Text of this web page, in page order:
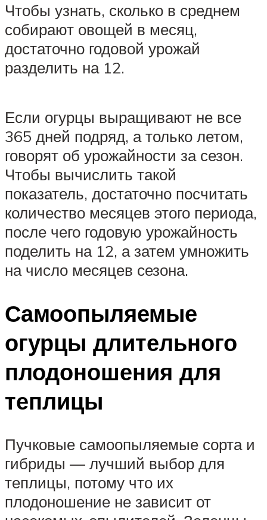
Чтобы узнать, сколько в среднем
собирают овощей в месяц,
достаточно годовой урожай
разделить на 12.
Если огурцы выращивают не все
365 дней подряд, а только летом,
говорят об урожайности за сезон.
Чтобы вычислить такой
показатель, достаточно посчитать
количество месяцев этого периода,
после чего годовую урожайность
поделить на 12, а затем умножить
на число месяцев сезона.
Самоопыляемые
огурцы длительного
плодоношения для
теплицы
Пучковые самоопыляемые сорта и
гибриды — лучший выбор для
теплицы, потому что их
плодоношение не зависит от